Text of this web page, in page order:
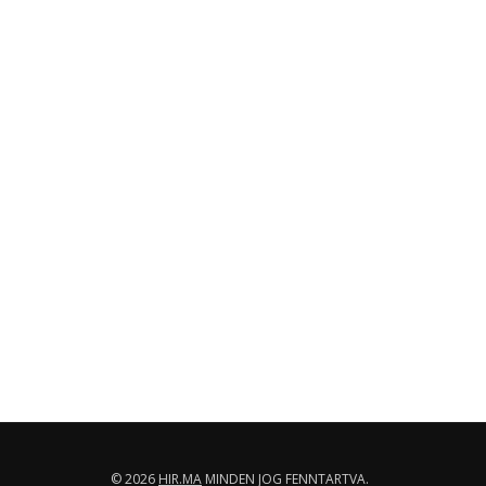
© 2026 HIR.MA MINDEN JOG FENNTARTVA.